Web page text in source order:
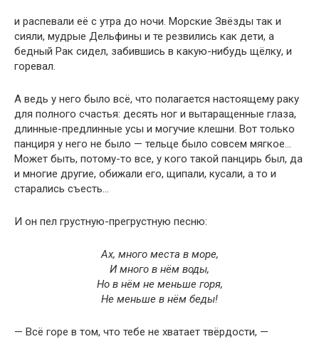
и распевали её с утра до ночи. Морские Звёзды так и
сияли, мудрые Дельфины и те резвились как дети, а
бедный Рак сидел, забившись в какую-нибудь щёлку, и
горевал.
А ведь у него было всё, что полагается настоящему раку
для полного счастья: десять ног и вытаращенные глаза,
длинные-предлинные усы и могучие клешни. Вот только
панциря у него не было — тельце было совсем мягкое…
Может быть, потому-то все, у кого такой панцирь был, да
и многие другие, обижали его, щипали, кусали, а то и
старались съесть…
И он пел грустную-прегрустную песню:
Ах, много места в море,
И много в нём воды,
Но в нём не меньше горя,
Не меньше в нём беды!
— Всё горе в том, что тебе не хватает твёрдости, —